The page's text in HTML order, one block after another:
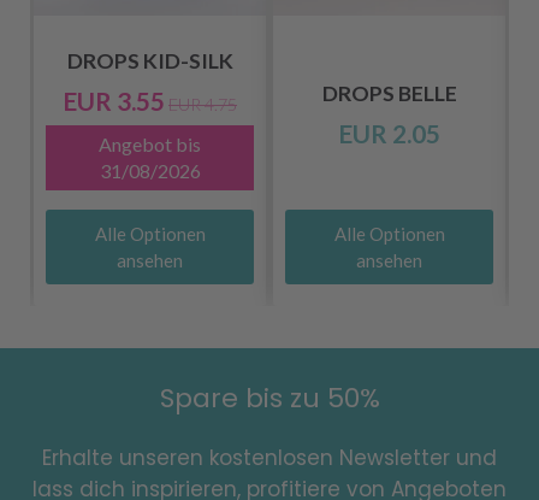
DROPS KID-SILK
EUR 3.55 EUR 4.75
Angebot bis
31/08/2026
Alle Optionen
ansehen
DROPS BELLE
EUR 2.05
Alle Optionen
ansehen
Spare bis zu 50%
Erhalte unseren kostenlosen Newsletter und
lass dich inspirieren, profitiere von Angeboten